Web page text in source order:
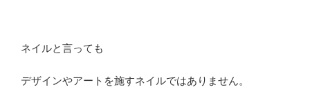
ネイルと言っても
デザインやアートを施すネイルではありません。